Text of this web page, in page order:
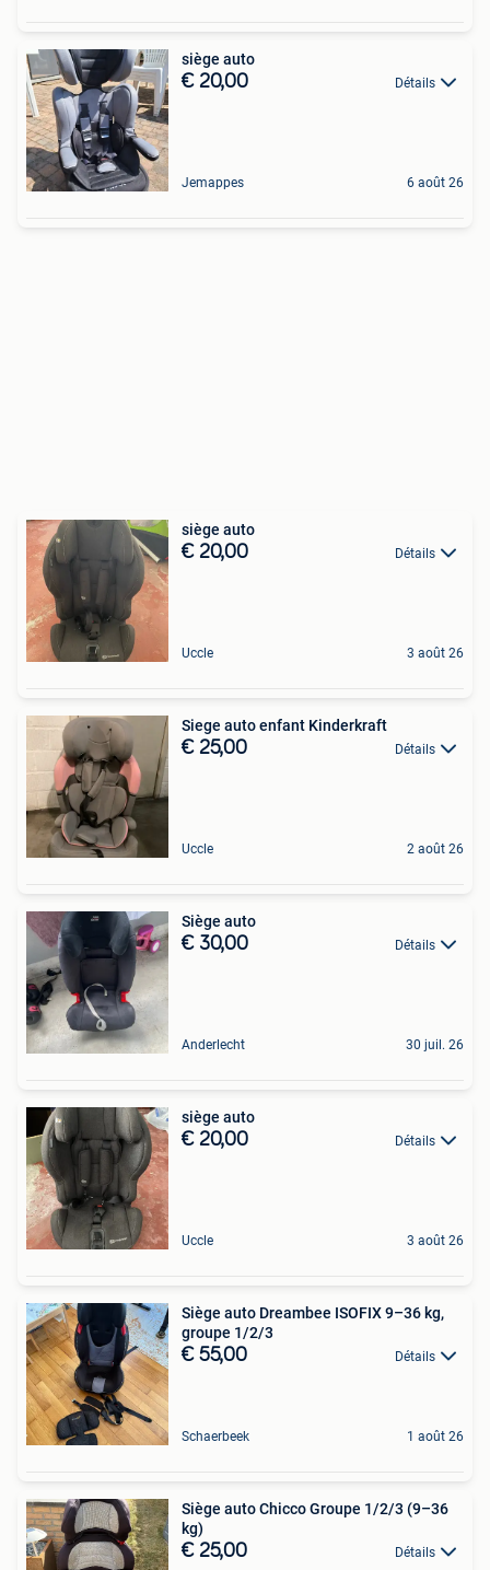
siège auto
€ 20,00 Détails
Jemappes 6 août 26
siège auto
€ 20,00 Détails
Uccle 3 août 26
Siege auto enfant Kinderkraft
€ 25,00 Détails
Uccle 2 août 26
Siège auto
€ 30,00 Détails
Anderlecht 30 juil. 26
siège auto
€ 20,00 Détails
Uccle 3 août 26
Siège auto Dreambee ISOFIX 9–36 kg,
groupe 1/2/3
€ 55,00 Détails
Schaerbeek 1 août 26
Siège auto Chicco Groupe 1/2/3 (9–36
kg)
€ 25,00 Détails